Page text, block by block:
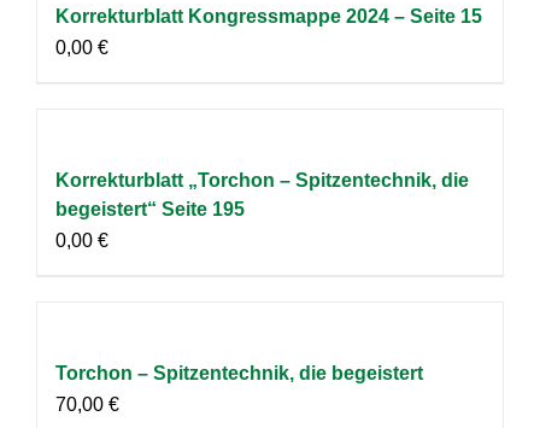
Korrekturblatt Kongressmappe 2024 – Seite 15
0,00 €
Korrekturblatt „Torchon – Spitzentechnik, die
begeistert“ Seite 195
0,00 €
Torchon – Spitzentechnik, die begeistert
70,00 €